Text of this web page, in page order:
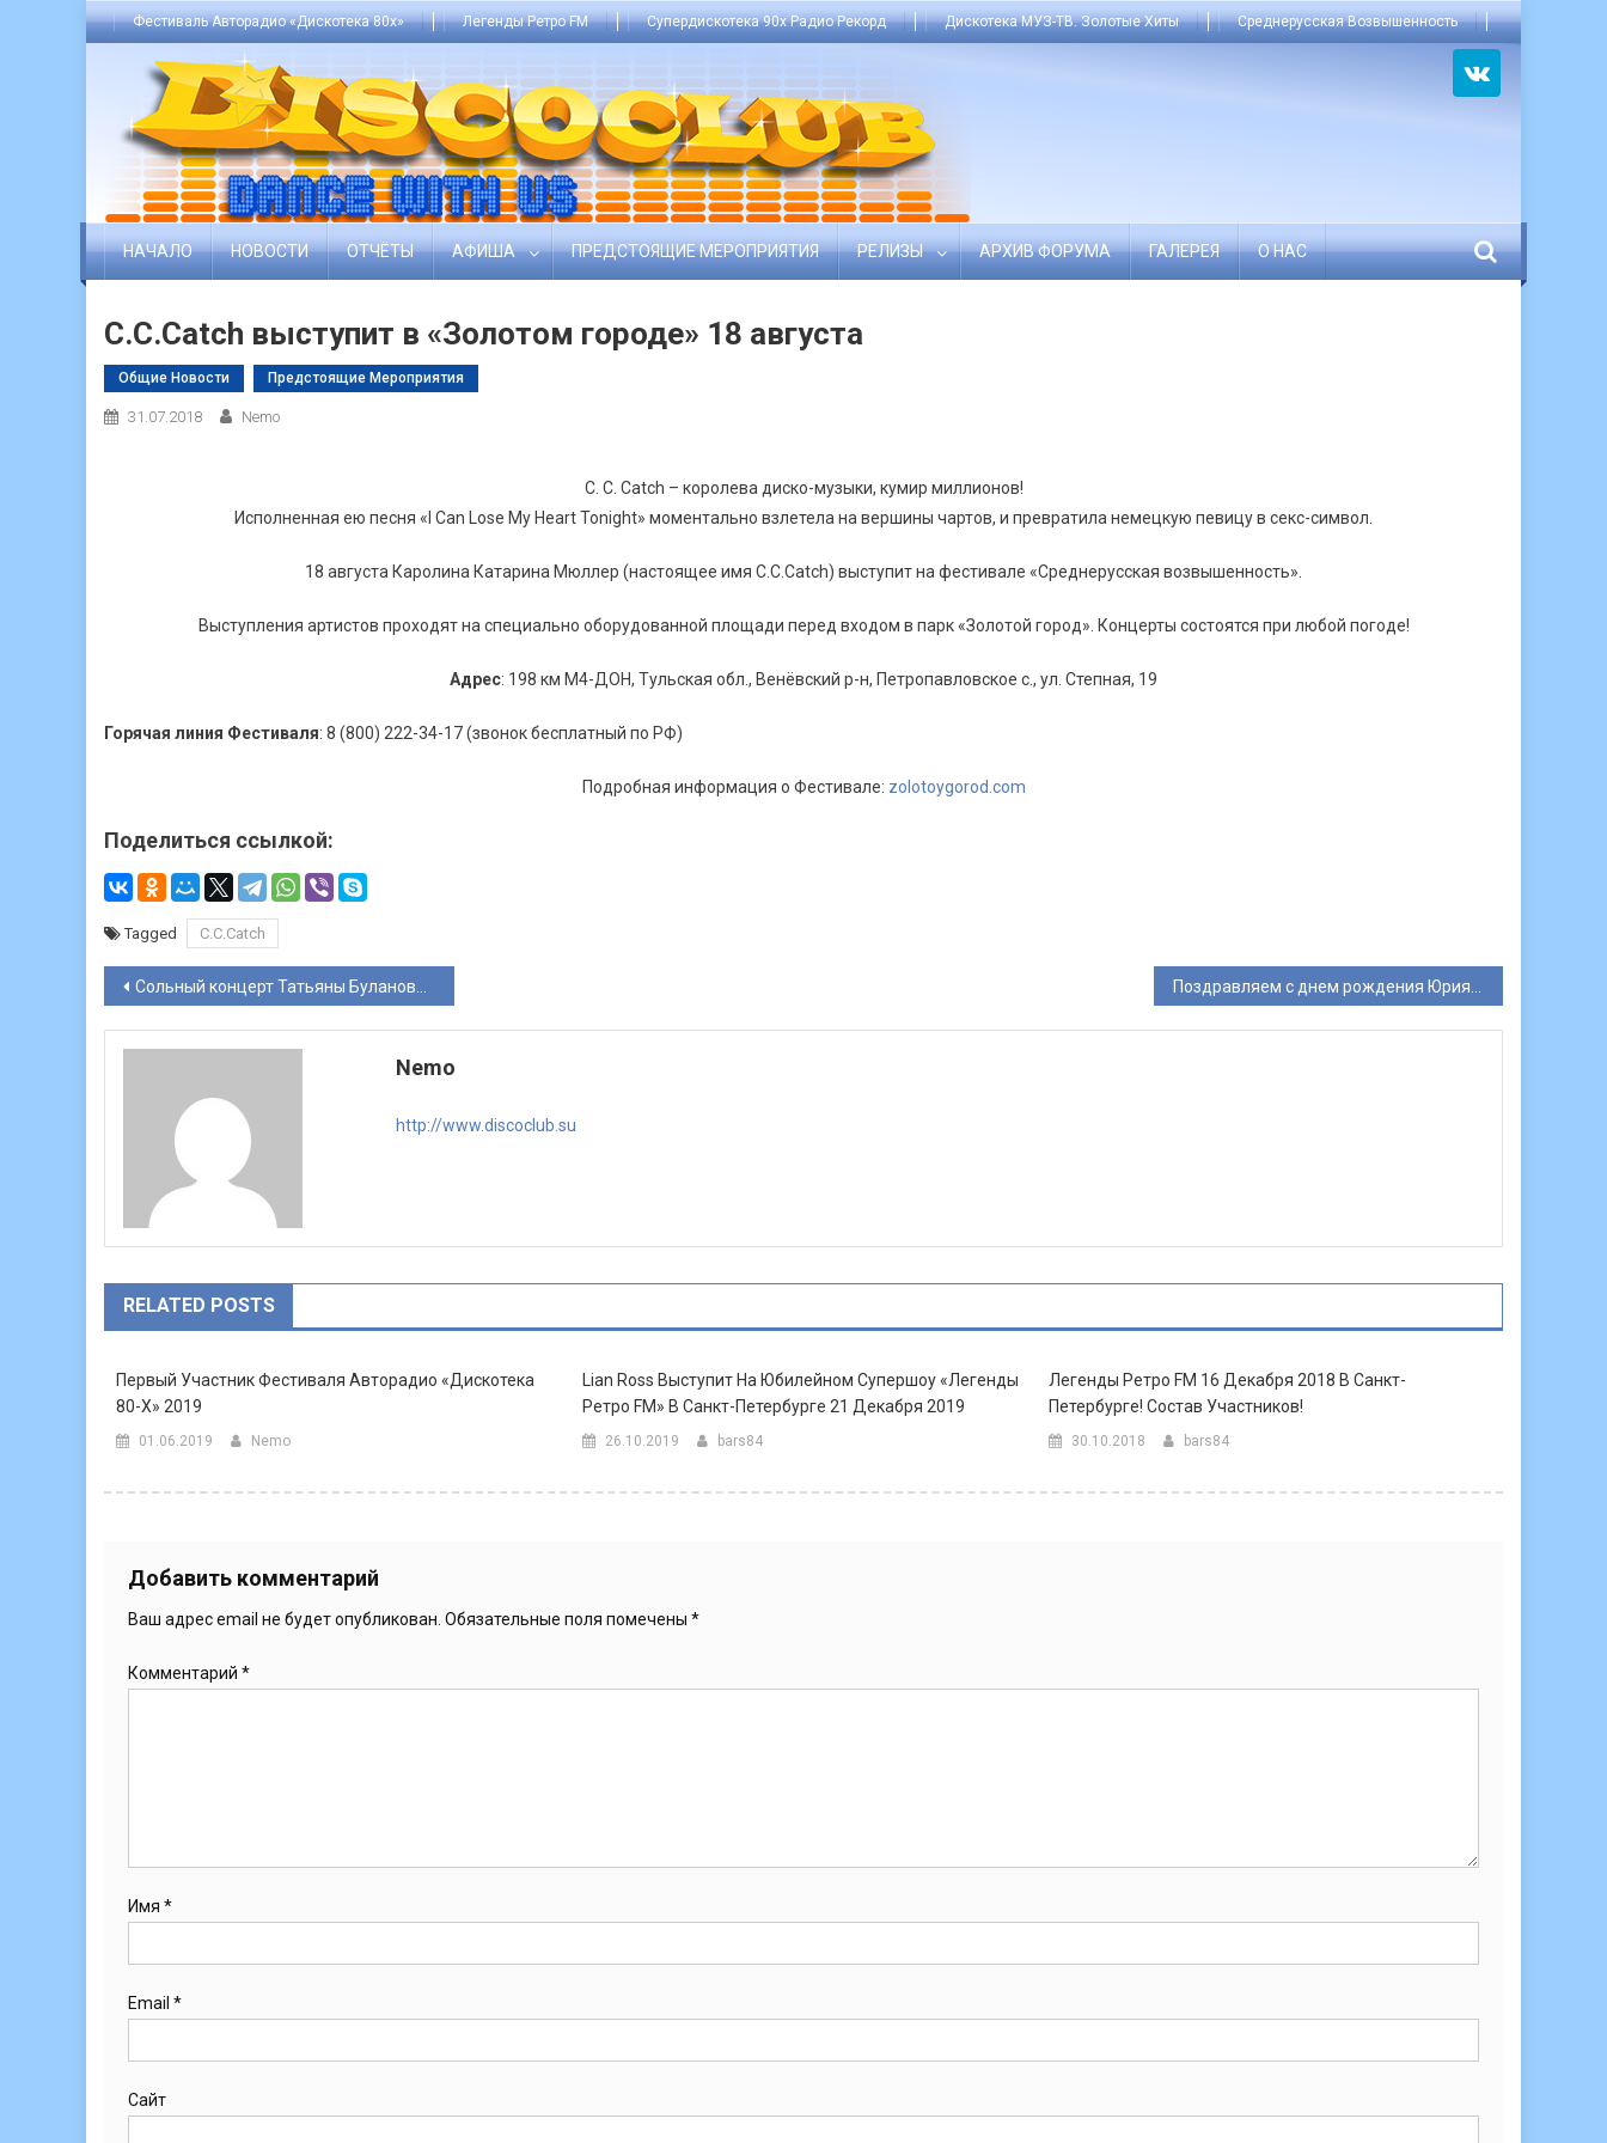
Фестиваль Авторадио «Дискотека 80х» Легенды Ретро FM Супердискотека 90х Радио Рекорд Дискотека МУЗ-ТВ. Золотые Хиты Среднерусская Возвышенность
НАЧАЛО НОВОСТИ ОТЧЁТЫ АФИША ПРЕДСТОЯЩИЕ МЕРОПРИЯТИЯ РЕЛИЗЫ АРХИВ ФОРУМА ГАЛЕРЕЯ О НАС
C.C.Catch выступит в «Золотом городе» 18 августа
Общие Новости Предстоящие Мероприятия
31.07.2018 Nemo
C. C. Catch – королева диско-музыки, кумир миллионов!
Исполненная ею песня «I Can Lose My Heart Tonight» моментально взлетела на вершины чартов, и превратила немецкую певицу в секс-символ.
18 августа Каролина Катарина Мюллер (настоящее имя C.C.Catch) выступит на фестивале «Среднерусская возвышенность».
Выступления артистов проходят на специально оборудованной площади перед входом в парк «Золотой город». Концерты состоятся при любой погоде!
Адрес: 198 км М4-ДОН, Тульская обл., Венёвский р-н, Петропавловское с., ул. Степная, 19
Горячая линия Фестиваля: 8 (800) 222-34-17 (звонок бесплатный по РФ)
Подробная информация о Фестивале: zolotoygorod.com
Поделиться ссылкой:
Tagged C.C.Catch
Навигация
по
Сольный концерт Татьяны Булановой прошел в «Золотом городе» 28 июля 2018
Nemo
http://www.discoclub.su
RELATED POSTS
Первый Участник Фестиваля Авторадио «Дискотека
80-Х» 2019
01.06.2019 Nemo
Lian Ross Выступит На Юбилейном Супершоу «Легенды
Ретро FM» В Санкт-Петербурге 21 Декабря 2019
26.10.2019 bars84
Легенды Ретро FM 16 Декабря 2018 В Санкт-
Петербурге! Состав Участников!
30.10.2018 bars84
Добавить комментарий
Ваш адрес email не будет опубликован. Обязательные поля помечены *
Комментарий *
Имя *
Email *
Сайт